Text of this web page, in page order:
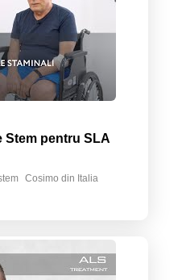
Stem pentru SLA
Cosimo din Italia